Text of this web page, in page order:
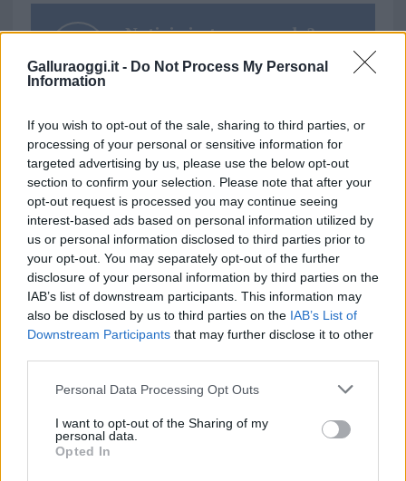
Galluraoggi.it - Do Not Process My Personal
Information
If you wish to opt-out of the sale, sharing to third parties, or
processing of your personal or sensitive information for
targeted advertising by us, please use the below opt-out
section to confirm your selection. Please note that after your
opt-out request is processed you may continue seeing
interest-based ads based on personal information utilized by
us or personal information disclosed to third parties prior to
your opt-out. You may separately opt-out of the further
disclosure of your personal information by third parties on the
IAB’s list of downstream participants. This information may
also be disclosed by us to third parties on the IAB’s List of
Downstream Participants that may further disclose it to other
Please note that this website/app uses one or more Google
not limited to your visit or usage behaviour. You may click to
grant or deny consent to Google and its third-party tags to
use your data for below specified purposes in below Google
Personal Data Processing Opt Outs
I want to opt-out of the Sharing of my
personal data.
Opted In
Notizie in tempo reale?
Entra nel canale telegram di
GalluraOggi.it
Inviaci le tue segnalazioni,
i tuoi video e le tue foto
Su WhatsApp al numero +39
345 356 7512
Ricevi le nostre ultime news
daGoogle News
Condividi l'articolo